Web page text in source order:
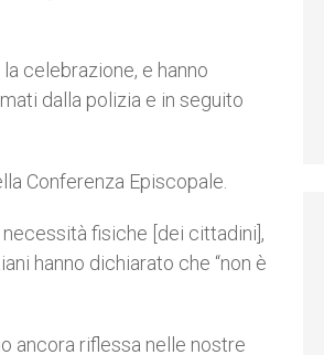
celebrazione, e hanno
dalla polizia e in seguito
Conferenza Episcopale.
fisiche [dei cittadini],
hanno dichiarato che “non è
ancora riflessa nelle nostre